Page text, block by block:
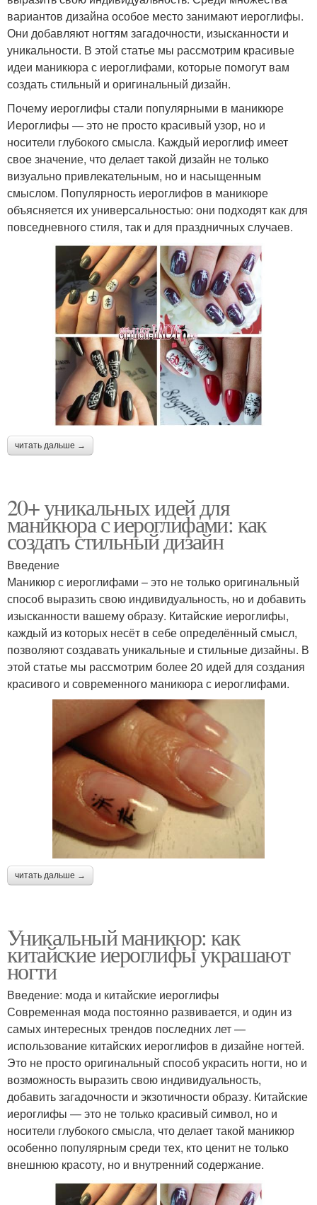
вариантов дизайна особое место занимают иероглифы.
Они добавляют ногтям загадочности, изысканности и
уникальности. В этой статье мы рассмотрим красивые
идеи маникюра с иероглифами, которые помогут вам
создать стильный и оригинальный дизайн.
Почему иероглифы стали популярными в маникюре
Иероглифы — это не просто красивый узор, но и
носители глубокого смысла. Каждый иероглиф имеет
свое значение, что делает такой дизайн не только
визуально привлекательным, но и насыщенным
смыслом. Популярность иероглифов в маникюре
объясняется их универсальностью: они подходят как для
повседневного стиля, так и для праздничных случаев.
читать дальше →
20+ уникальных идей для
маникюра с иероглифами: как
создать стильный дизайн
Введение
Маникюр с иероглифами – это не только оригинальный
способ выразить свою индивидуальность, но и добавить
изысканности вашему образу. Китайские иероглифы,
каждый из которых несёт в себе определённый смысл,
позволяют создавать уникальные и стильные дизайны. В
этой статье мы рассмотрим более 20 идей для создания
красивого и современного маникюра с иероглифами.
читать дальше →
Уникальный маникюр: как
китайские иероглифы украшают
ногти
Введение: мода и китайские иероглифы
Современная мода постоянно развивается, и один из
самых интересных трендов последних лет —
использование китайских иероглифов в дизайне ногтей.
Это не просто оригинальный способ украсить ногти, но и
возможность выразить свою индивидуальность,
добавить загадочности и экзотичности образу. Китайские
иероглифы — это не только красивый символ, но и
носители глубокого смысла, что делает такой маникюр
особенно популярным среди тех, кто ценит не только
внешнюю красоту, но и внутренний содержание.